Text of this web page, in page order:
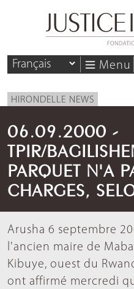
Menu
HIRONDELLE NEWS
06.09.2000 -
TPIR/
PARQUET N'A
CHARGES,
Arusha 6 septembre
l'ancien maire de
Kibuye, ouest du
ont affirmé mercredi